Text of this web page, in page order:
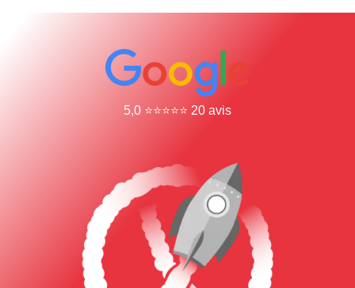
5,0 ⭐⭐⭐⭐⭐ 20 avis